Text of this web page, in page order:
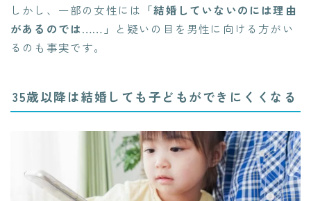
しかし、一部の女性には 「結婚していないのには理由
があるのでは……」
と疑いの目を男性に向ける方がい
るのも事実です。
35歳以降は結婚しても子どもができにくくなる